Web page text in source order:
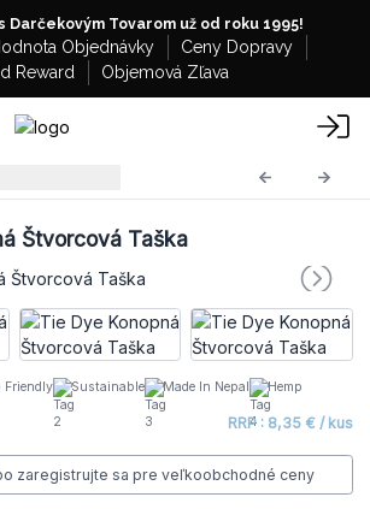
Darčekovým Tovarom už od roku 1995!
Objednávky
Ceny Dopravy
Reward
Objemová Zľava
Štvorcová Taška
Friendly Sustainable Made In Nepal Hemp
RRP : 8,35 € / kus
zaregistrujte sa pre veľkoobchodné ceny